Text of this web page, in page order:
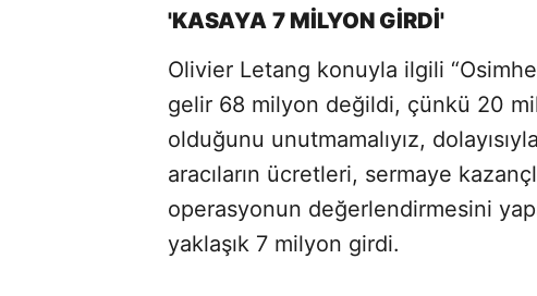
'KASAYA 7 MİLYON GİRDİ'
Olivier Letang konuyla ilgili
gelir 68 milyon değildi, çünkü 20
olduğunu unutmamalıyız,
aracıların ücretleri, sermaye
operasyonun değerlendirmesini
yaklaşık 7 milyon girdi.